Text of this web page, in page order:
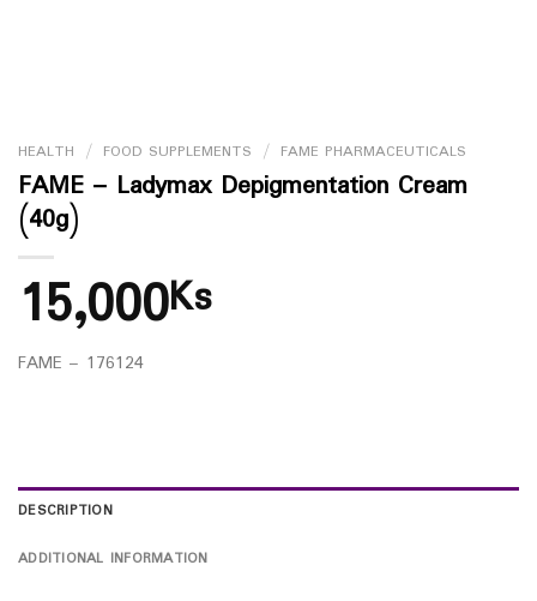
HEALTH / FOOD SUPPLEMENTS / FAME PHARMACEUTICALS
FAME – Ladymax Depigmentation Cream
(40g)
15,000Ks
FAME – 176124
DESCRIPTION
ADDITIONAL INFORMATION